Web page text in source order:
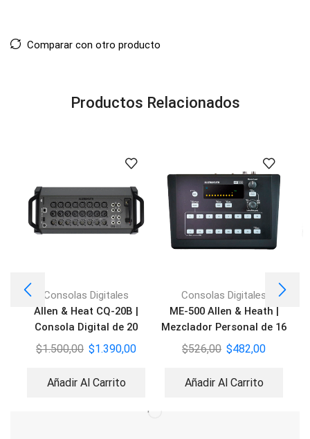
Comparar con otro producto
Productos Relacionados
Consolas Digitales
Allen & Heat CQ-20B |
Consola Digital de 20
Canales
$1.500,00 $1.390,00
Añadir Al Carrito
Consolas Digitales
ME-500 Allen & Heath |
Mezclador Personal de 16
canales
$526,00 $482,00
Añadir Al Carrito